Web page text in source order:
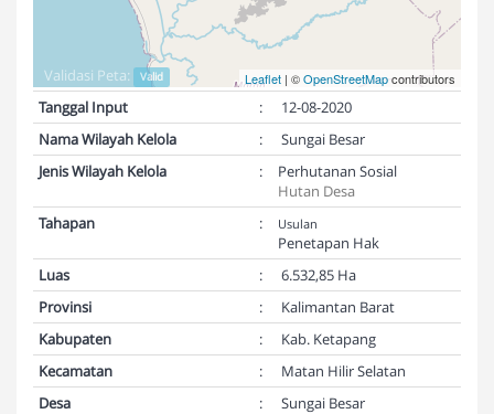
Leaflet | ©OpenStreetMapcontributors
Validasi Peta: Valid
Tanggal Input :
12-08-2020
Nama Wilayah Kelola
:
Sungai Besar
Jenis Wilayah Kelola
:
Perhutanan Sosial
Hutan Desa
Tahapan
: Usulan
Penetapan Hak
Luas
:
6.532,85 Ha
Provinsi
:
Kalimantan Barat
Kabupaten
:
Kab. Ketapang
Kecamatan
:
Matan Hilir Selatan
Desa
: Sungai Besar